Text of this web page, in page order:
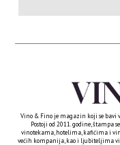
Vino & Fino je magazin koji se bavi
Postoji od 2011. godine,
vinotekama, hotelima, kafićima i
većih kompanija, kao i ljubiteljima